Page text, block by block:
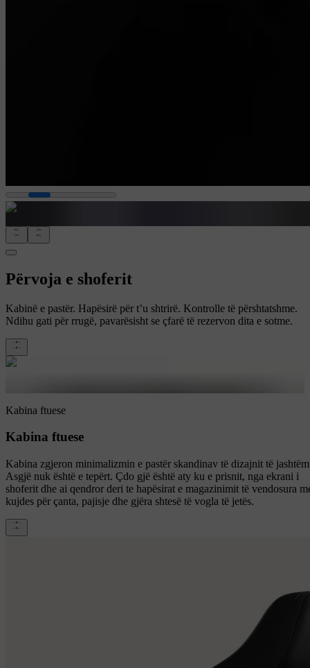
Përvoja e shoferit
Kabinë e pastër. Hapësirë për t’u shtrirë. Kontrolle të përshtatshme.
Ndihu gati për rrugë, pavarësisht se çfarë të rezervon dita e sotme.
Kabina ftuese
Kabina ftuese
Kabina zgjeron minimalizmin e pastër skandinav të dizajnit të
Asgjë nuk është e tepërt. Çdo gjë është aty ku e prisnit, nga ekrani i
shoferit dhe ai qendror deri te hapësirat e magazinimit të vendosura
kujdes për çanta, pajisje dhe gjëra shtesë të vogla të jetës.